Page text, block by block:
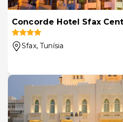
Concorde Hotel Sfax
Sfax, Tunísia